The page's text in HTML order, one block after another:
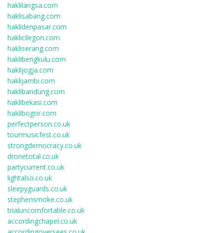
haklilangsa.com
haklisabang.com
haklidenpasar.com
haklicilegon.com
hakliserang.com
haklibengkulu.com
haklijogja.com
haklijambi.com
haklibandung.com
haklibekasi.com
haklibogor.com
perfectperson.co.uk
tourmusicfest.co.uk
strongdemocracy.co.uk
dronetotal.co.uk
partycurrent.co.uk
lightalso.co.uk
sleepyguards.co.uk
stephensmoke.co.uk
trialuncomfortable.co.uk
accordingchapel.co.uk